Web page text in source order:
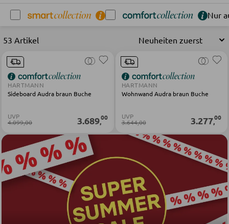
Wohnzimmer Schlafzimmer Badezimmer
SOFAS UND COUCHES
Schlafsofas
Sofa Zubehör
KOMMODEN UND SIDEBOARDS
Kommoden
Sideboards
Nur
53 Artikel
HARTMANN
Sideboard Audra braun Buche
UVP
4.099,00 3.689,00
HARTMANN
Wohnwand Audra braun Buche
UVP
3.644,00 3.277,00